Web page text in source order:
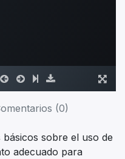
(0)
sobre el uso de
adecuado para